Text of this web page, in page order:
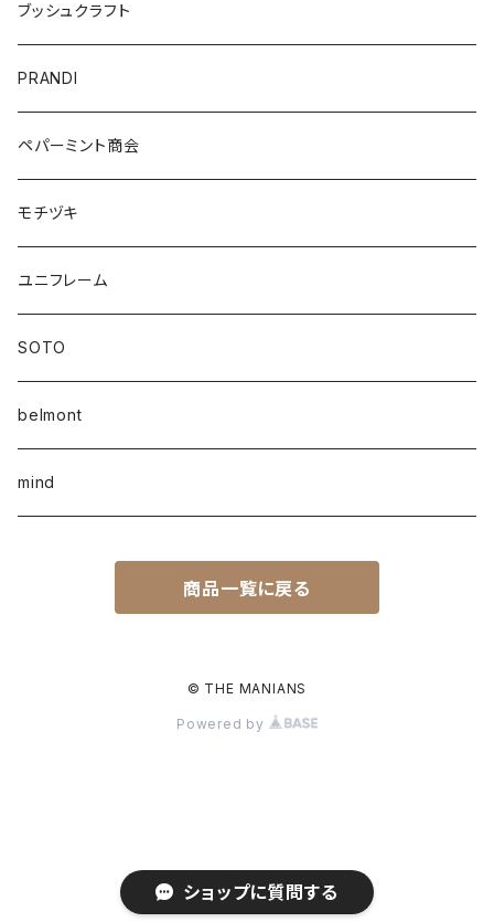
ショップに質問する
ブッシュクラフト
PRANDI
ペパーミント商会
モチヅキ
ユニフレーム
SOTO
belmont
mind
商品一覧に戻る
© THE MANIANS
Powered by